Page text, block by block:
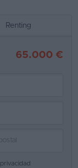
Renting
65.000 €
privacidad